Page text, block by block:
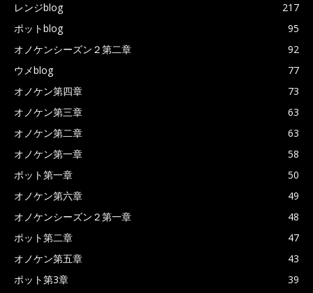
レンジblog
217
ポットblog
95
オノケンシーズン２第二章
92
ウメblog
77
オノケン第四章
73
オノケン第三章
63
オノケン第二章
63
オノケン第一章
58
ポット第一章
50
オノケン第六章
49
オノケンシーズン２第一章
48
ポット第二章
47
オノケン第五章
43
ポット第3章
39